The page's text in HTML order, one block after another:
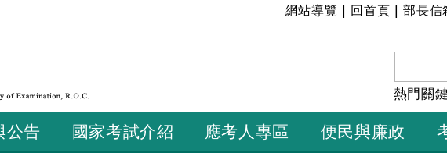
:::
網站導覽 回首頁 |部長信
熱門關
公告 國家考試介紹 應考人專區 便民與廉政